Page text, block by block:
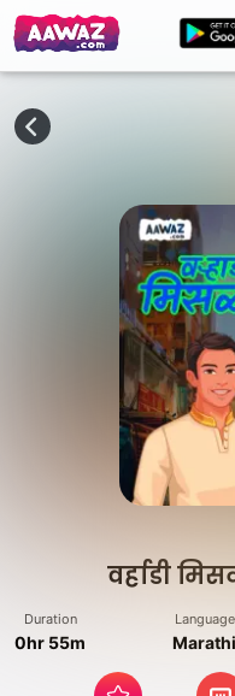
वर्हाडी
Duration
0hr 55m
Language
Marathi